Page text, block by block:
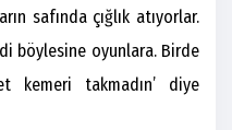
safında çığlık atıyorlar.
böylesine oyunlara. Birde
kemeri takmadın’ diye